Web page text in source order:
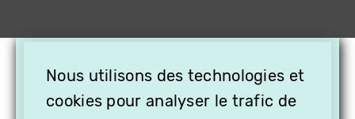
Nous utilisons des technologies et
cookies pour analyser le trafic de
OFFREZ LA VIDÉO EN
CADEAU, ABONNEZ VOS